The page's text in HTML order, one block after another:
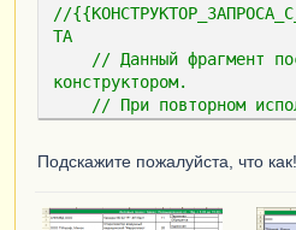
//
ТА
// Данный фрагмент
конструктором.
// При повторном
конструктора, внесенные
Запрос.Текст =
Подскажите пожалуйста, что как!